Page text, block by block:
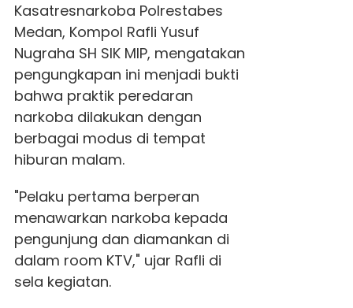
Kasatresnarkoba Polrestabes
Medan, Kompol Rafli Yusuf
Nugraha SH SIK MIP, mengatakan
pengungkapan ini menjadi bukti
bahwa praktik peredaran
narkoba dilakukan dengan
berbagai modus di tempat
hiburan malam.
"Pelaku pertama berperan
menawarkan narkoba kepada
pengunjung dan diamankan di
dalam room KTV," ujar Rafli di
sela kegiatan.